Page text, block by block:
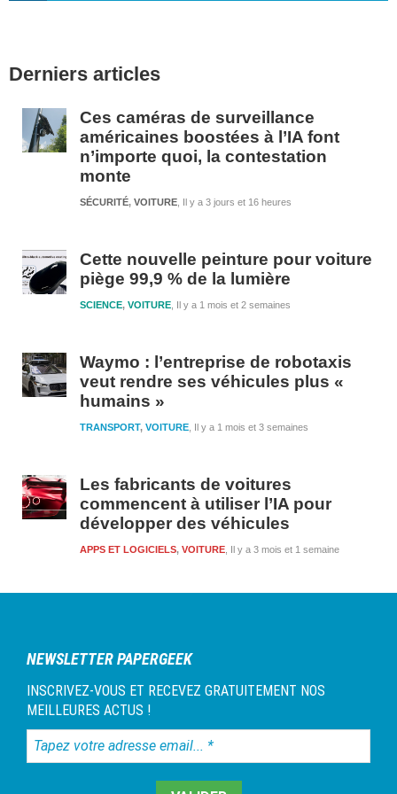
latérale
Derniers articles
Ces caméras de surveillance
américaines boostées à l’IA font
n’importe quoi, la contestation
monte
Il y a 3 jours et 16 heures
SÉCURITÉ, VOITURE
Cette nouvelle peinture pour voiture
piège 99,9 % de la lumière
Il y a 1 mois et 2 semaines
SCIENCE, VOITURE
Waymo : l’entreprise de robotaxis
veut rendre ses véhicules plus «
humains »
Il y a 1 mois et 3 semaines
TRANSPORT, VOITURE
Les fabricants de voitures
commencent à utiliser l’IA pour
développer des véhicules
Il y a 3 mois et 1 semaine
APPS ET LOGICIELS, VOITURE
NEWSLETTER PAPERGEEK
INSCRIVEZ-VOUS ET RECEVEZ GRATUITEMENT NOS
MEILLEURES ACTUS !
Tapez
votre